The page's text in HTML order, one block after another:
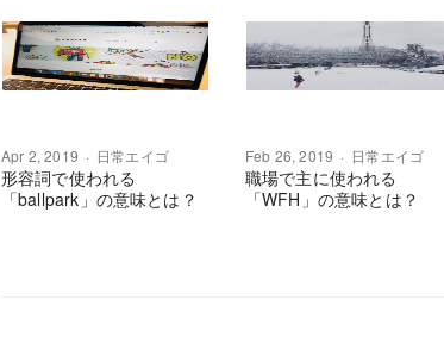
Apr 2, 2019 日常エイゴ
形容詞で使われる
「ballpark」の意味とは？
Feb 26, 2019 日常エイゴ
職場で主に使われる
「WFH」の意味とは？